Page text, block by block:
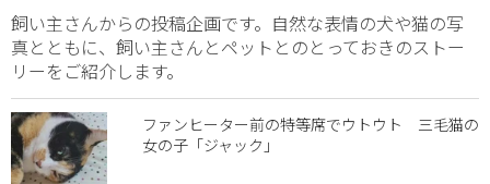
飼い主さんからの投稿企画です。自然な表情の犬や猫の写
真とともに、飼い主さんとペットとのとっておきのストー
リーをご紹介します。
ファンヒーター前の特等席でウトウト 三毛猫の
女の子「ジャック」